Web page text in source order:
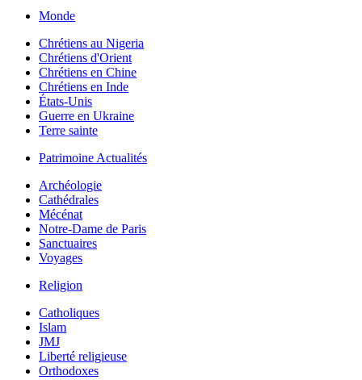
Monde
Chrétiens au Nigeria
Chrétiens d'Orient
Chrétiens en Chine
Chrétiens en Inde
États-Unis
Guerre en Ukraine
Terre sainte
Patrimoine Actualités
Archéologie
Cathédrales
Mécénat
Notre-Dame de Paris
Sanctuaires
Voyages
Religion
Catholiques
Islam
JMJ
Liberté religieuse
Orthodoxes